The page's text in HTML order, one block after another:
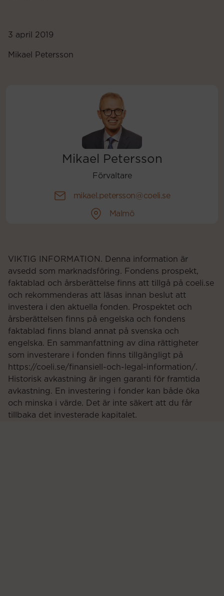
3 april 2019
Mikael Petersson
Mikael Petersson
Förvaltare
mikael.petersson@coeli.se
Malmö
VIKTIG INFORMATION. Denna information är
avsedd som marknadsföring. Fondens prospekt,
faktablad och årsberättelse finns att tillgå på coeli.se
och rekommenderas att läsas innan beslut att
investera i den aktuella fonden. Prospektet och
årsberättelsen finns på engelska och fondens
faktablad finns bland annat på svenska och
engelska. En sammanfattning av dina rättigheter
som investerare i fonden finns tillgängligt på
https://coeli.se/finansiell-och-legal-information/.
Historisk avkastning är ingen garanti för framtida
avkastning. En investering i fonder kan både öka
och minska i värde. Det är inte säkert att du får
tillbaka det investerade kapitalet.